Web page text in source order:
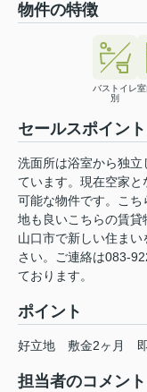
物件の特徴
バストイレ
別
セールスポイント
洗面所は浴室から独立
ています。現在空家
可能な物件です。こ
地も良いこちらの賃貸
山口市で新しい住ま
さい。ご連絡は083-
ております。
ポイント
好立地 敷金2ヶ月
担当者のコメント